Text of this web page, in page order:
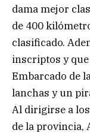
dama mejor
de 400
clasificado.
inscriptos y
Embarcado de
lanchas y un
Al dirigirse a
de la provincia,